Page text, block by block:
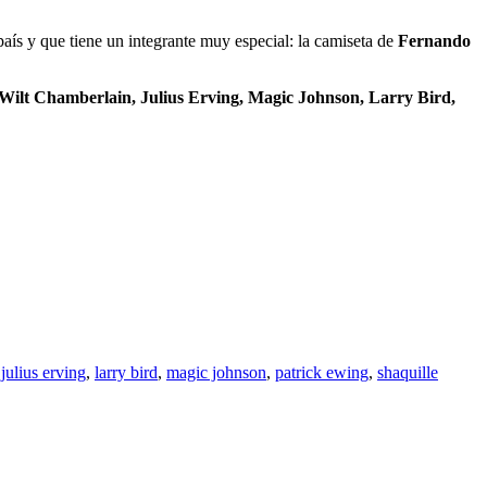
y que tiene un integrante muy especial: la camiseta de Fernando
Chamberlain, Julius Erving, Magic Johnson, Larry Bird,
julius erving, larry bird, magic johnson, patrick ewing, shaquille